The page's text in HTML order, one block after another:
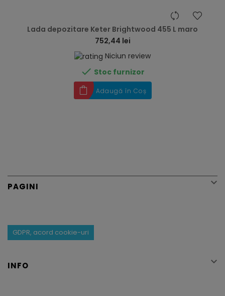
Lada depozitare Keter Brightwood 455 L maro
752,44 lei
Niciun review
 Stoc furnizor
Adaugă în Coș
PAGINI 
GDPR, acord cookie-uri
INFO 